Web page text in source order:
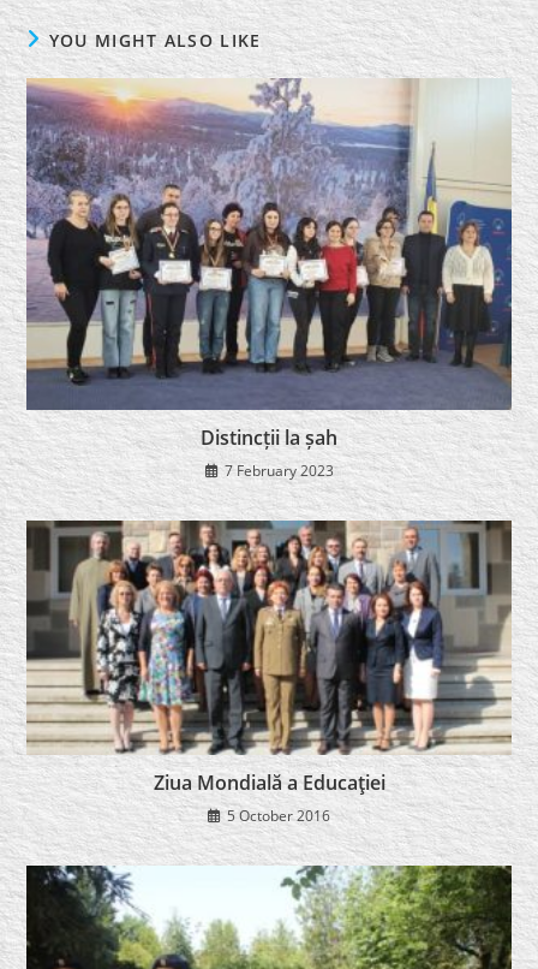
YOU MIGHT ALSO LIKE
Distincții la șah
7 February 2023
Ziua Mondială a Educaţiei
5 October 2016